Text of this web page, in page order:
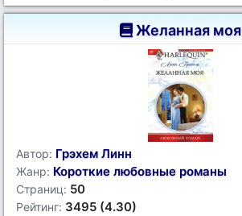
Желанная моя
Автор: Грэхем Линн
Жанр: Короткие любовные романы
Страниц: 50
Рейтинг: 3495 (4.30)